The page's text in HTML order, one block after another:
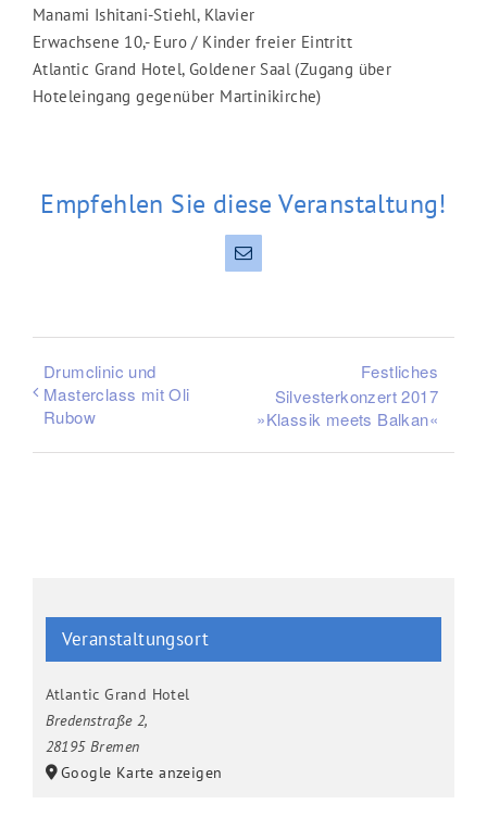
Manami Ishitani-Stiehl, Klavier
Erwachsene 10,- Euro / Kinder freier Eintritt
Atlantic Grand Hotel, Goldener Saal (Zugang über
Hoteleingang gegenüber Martinikirche)
Empfehlen Sie diese Veranstaltung!
E-
Mail
Drumclinic und
Masterclass mit Oli
Rubow
Festliches
Silvesterkonzert 2017
»Klassik meets Balkan«
Veranstaltungsort
Atlantic Grand Hotel
Bredenstraße 2,
28195 Bremen
Google Karte anzeigen